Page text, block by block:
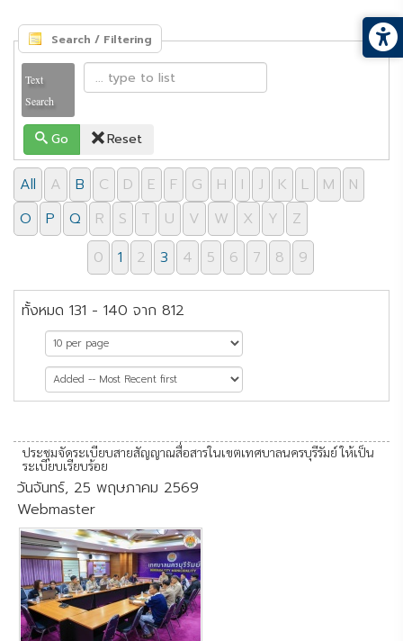
Search / Filtering
Text
Search
Go Reset
All A B C D E F G H I J K L M
N
O
P Q R S T U V W X Y
Z
0
1 2 3 4 5 6 7 8 9
ทั้งหมด 131 - 140 จาก 812
ประชุมจัดระเบียบสายสัญญาณสื่อสารในเขตเทศบาลนครบุรีรัมย์ ให้เป็น
ระเบียบเรียบร้อย
วันจันทร์, 25 พฤษภาคม 2569
Webmaster